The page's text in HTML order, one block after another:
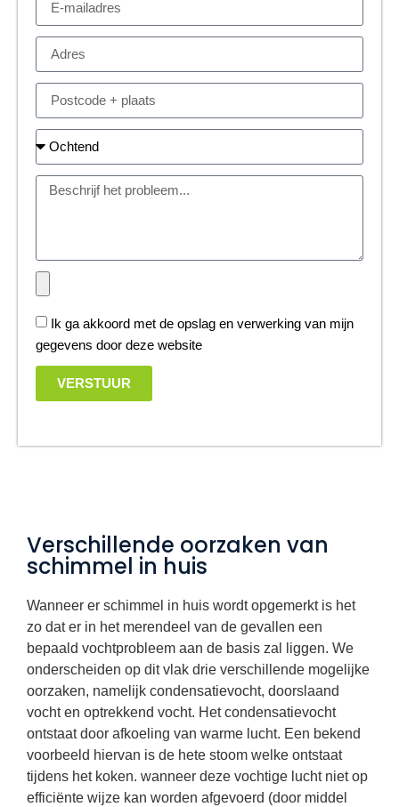
Ik ga akkoord met de opslag en verwerking van mijn
gegevens door deze website
VERSTUUR
Verschillende oorzaken van
schimmel in huis
Wanneer er schimmel in huis wordt opgemerkt is het
zo dat er in het merendeel van de gevallen een
bepaald vochtprobleem aan de basis zal liggen. We
onderscheiden op dit vlak drie verschillende mogelijke
oorzaken, namelijk condensatievocht, doorslaand
vocht en optrekkend vocht. Het condensatievocht
ontstaat door afkoeling van warme lucht. Een bekend
voorbeeld hiervan is de hete stoom welke ontstaat
tijdens het koken. wanneer deze vochtige lucht niet op
efficiënte wijze kan worden afgevoerd (door middel